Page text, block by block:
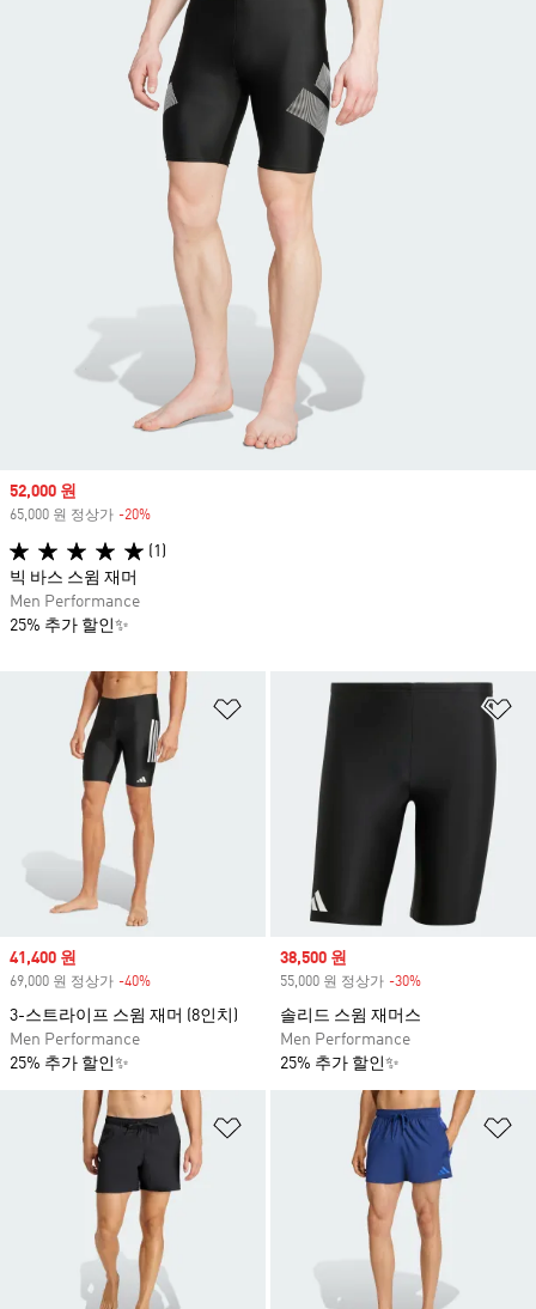
위시리스트 담기
Sale price
41,400 원
69,000 원 정상가 -40%
3-스트라이프 스윔 재머 (8인치)
Men Performance
25% 추가 할인✨
Sale price
38,500 원
55,000 원 정상가 -30%
솔리드 스윔 재머스
Men Performance
25% 추가 할인✨
위시리스트 담기
Sale price
52,000 원
65,000 원 정상가 -20%
(1)
빅 바스 스윔 재머
Men Performance
25% 추가 할인✨